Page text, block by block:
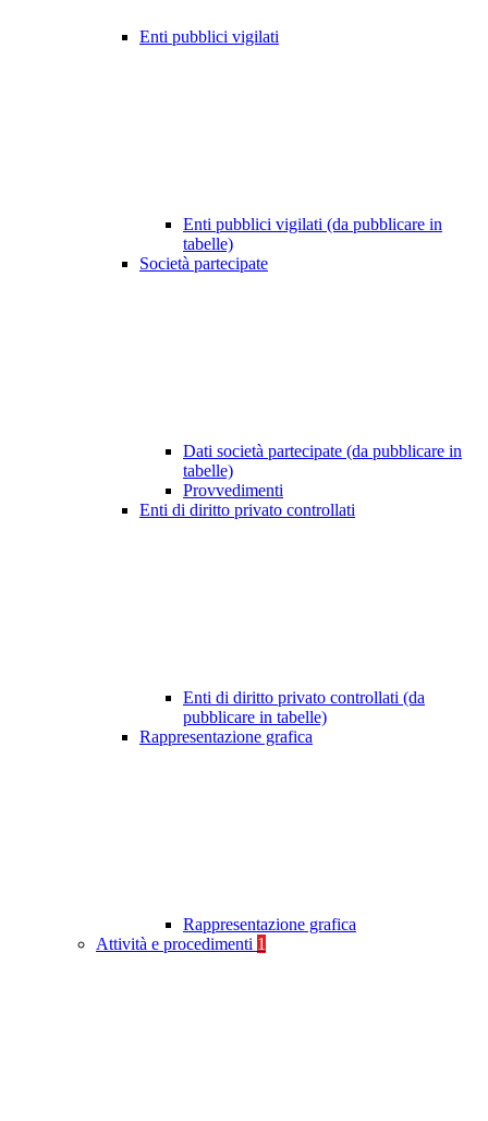
Enti pubblici vigilati
Enti pubblici vigilati (da pubblicare in
tabelle)
Società partecipate
Dati società partecipate (da pubblicare in
tabelle)
Provvedimenti
Enti di diritto privato controllati
Enti di diritto privato controllati (da
pubblicare in tabelle)
Rappresentazione grafica
Rappresentazione grafica
Attività e procedimenti 1